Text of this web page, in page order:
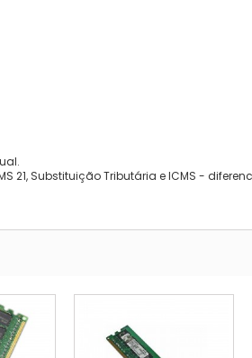
21, Substituição Tributária e ICMS -